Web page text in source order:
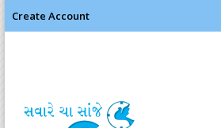
Create Account